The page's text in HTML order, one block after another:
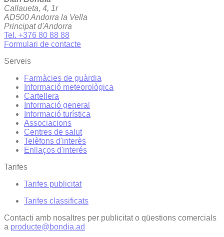
Callaueta, 4, 1r
AD500 Andorra la Vella
Principat d'Andorra
Tel. +376 80 88 88
Formulari de contacte
Serveis
Farmàcies de guàrdia
Informació meteorològica
Cartellera
Informació general
Informació turística
Associacions
Centres de salut
Telèfons d'interès
Enllaços d'interés
Tarifes
Tarifes publicitat
Tarifes classificats
Contacti amb nosaltres per publicitat o qüestions comercials
a producte@bondia.ad